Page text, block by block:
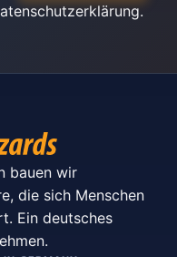
.
bauen wir
die sich Menschen
Ein deutsches